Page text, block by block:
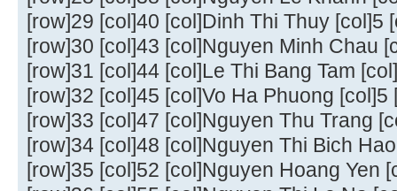
[row]29 [col]40 [col]Dinh Thi Thuy [col]5
[row]30 [col]43 [col]Nguyen Minh Chau
[row]31 [col]44 [col]Le Thi Bang Tam
[row]32 [col]45 [col]Vo Ha Phuong [col]5
[row]33 [col]47 [col]Nguyen Thu Trang
[row]34 [col]48 [col]Nguyen Thi Bich
[row]35 [col]52 [col]Nguyen Hoang Yen